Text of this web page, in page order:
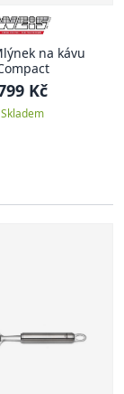
na kávu
Kč
Skladem